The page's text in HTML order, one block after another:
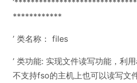
************
’ 类名称： files
’ 类功能: 实现文件读写功能，利
不支持fso的主机上也可以读写文